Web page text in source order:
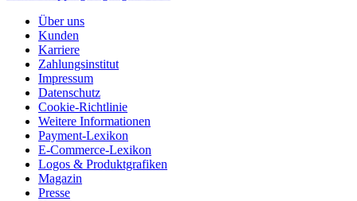
Über uns
Kunden
Karriere
Zahlungsinstitut
Impressum
Datenschutz
Cookie-Richtlinie
Weitere Informationen
Payment-Lexikon
E-Commerce-Lexikon
Logos & Produktgrafiken
Magazin
Presse